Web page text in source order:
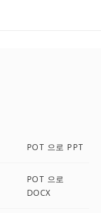
POT 으로 PPT
POT 으로
DOCX